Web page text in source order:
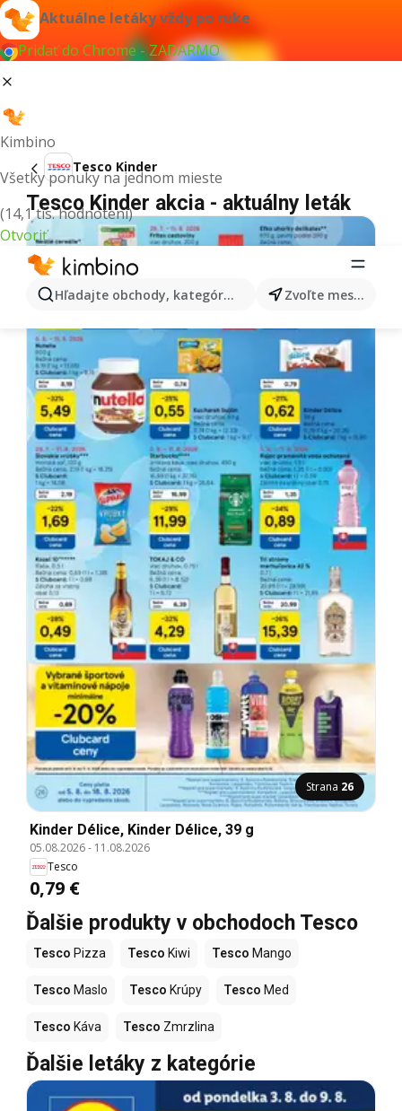
Aktuálne letáky vždy po ruke
Pridať do Chrome - ZADARMO
Kimbino
Všetky ponuky na jednom mieste
(14,1 tis. hodnotení)
Otvoriť
Hľadajte obchody, kategórie, produkty... Zvoľte mesto
Tesco Kinder
Tesco Kinder akcia - aktuálny leták
Strana 26
Kinder Délice, Kinder Délice, 39 g
05.08.2026- 11.08.2026
Tesco
0,79 €
Ďalšie produkty v obchodoch Tesco
Tesco Pizza Tesco Kiwi Tesco Mango
Tesco Maslo Tesco Krúpy Tesco Med
Tesco Káva Tesco Zmrzlina
Ďalšie letáky z kategórie